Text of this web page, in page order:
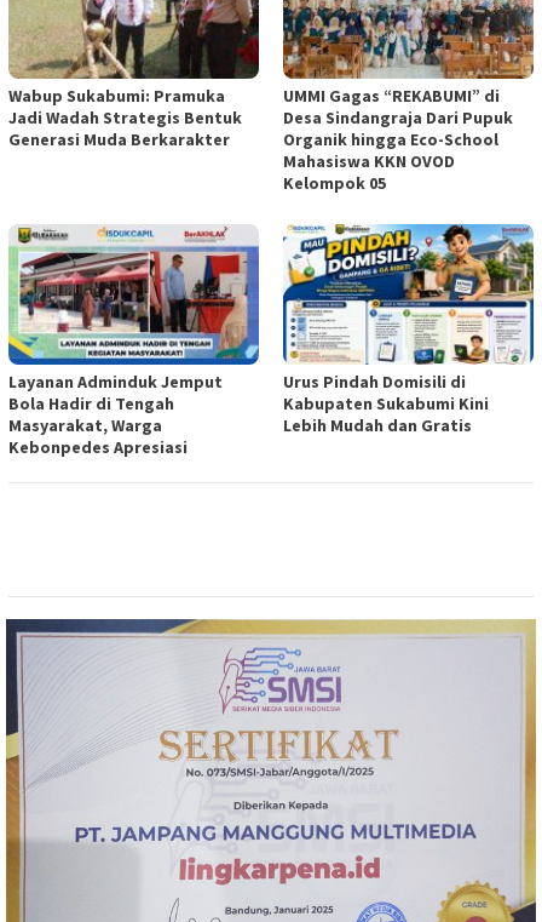
Wabup Sukabumi: Pramuka
Jadi Wadah Strategis Bentuk
Generasi Muda Berkarakter
UMMI Gagas “REKABUMI” di
Desa Sindangraja Dari Pupuk
Organik hingga Eco-School
Mahasiswa KKN OVOD
Kelompok 05
Layanan Adminduk Jemput
Bola Hadir di Tengah
Masyarakat, Warga
Kebonpedes Apresiasi
Urus Pindah Domisili di
Kabupaten Sukabumi Kini
Lebih Mudah dan Gratis